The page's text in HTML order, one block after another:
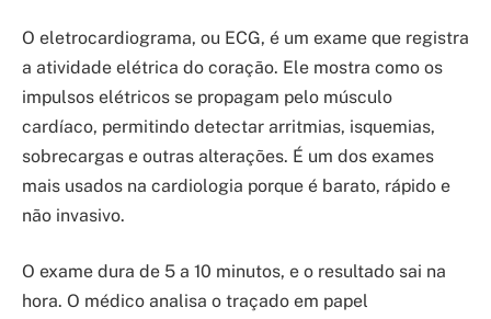
O eletrocardiograma, ou ECG, é um exame que registra
a atividade elétrica do coração. Ele mostra como os
impulsos elétricos se propagam pelo músculo
cardíaco, permitindo detectar arritmias, isquemias,
sobrecargas e outras alterações. É um dos exames
mais usados na cardiologia porque é barato, rápido e
não invasivo.
O exame dura de 5 a 10 minutos, e o resultado sai na
hora. O médico analisa o traçado em papel